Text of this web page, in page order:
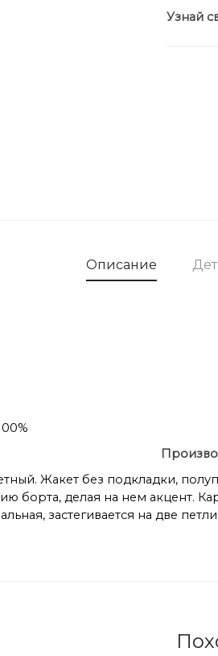
Узнай
Описание
Жакет без подкладки,
борта, делая на нем акцент.
застегивается на две